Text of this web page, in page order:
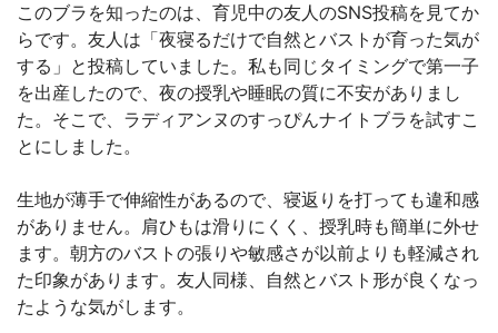
このブラを知ったのは、育児中の友人のSNS投稿を見てか
らです。友人は「夜寝るだけで自然とバストが育った気が
する」と投稿していました。私も同じタイミングで第一子
を出産したので、夜の授乳や睡眠の質に不安がありまし
た。そこで、ラディアンヌのすっぴんナイトブラを試すこ
とにしました。
生地が薄手で伸縮性があるので、寝返りを打っても違和感
がありません。肩ひもは滑りにくく、授乳時も簡単に外せ
ます。朝方のバストの張りや敏感さが以前よりも軽減され
た印象があります。友人同様、自然とバスト形が良くなっ
たような気がします。